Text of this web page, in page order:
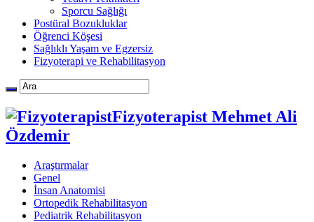
Sporcu Sağlığı
Postüral Bozukluklar
Öğrenci Köşesi
Sağlıklı Yaşam ve Egzersiz
Fizyoterapi ve Rehabilitasyon
Fizyoterapist Mehmet Ali
Özdemir
Araştırmalar
Genel
İnsan Anatomisi
Ortopedik Rehabilitasyon
Pediatrik Rehabilitasyon